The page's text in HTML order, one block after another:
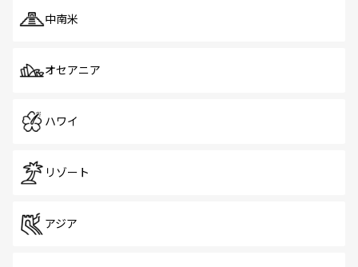
中南米
オセアニア
ハワイ
リゾート
アジア